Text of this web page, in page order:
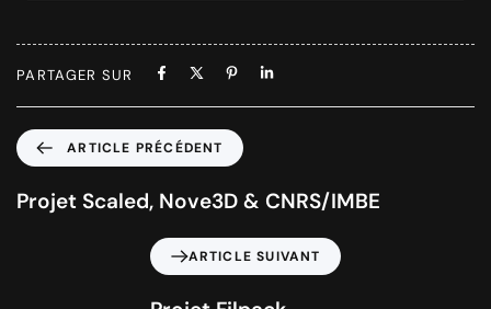
PARTAGER SUR
ARTICLE PRÉCÉDENT
Projet Scaled, Nove3D & CNRS/IMBE
ARTICLE SUIVANT